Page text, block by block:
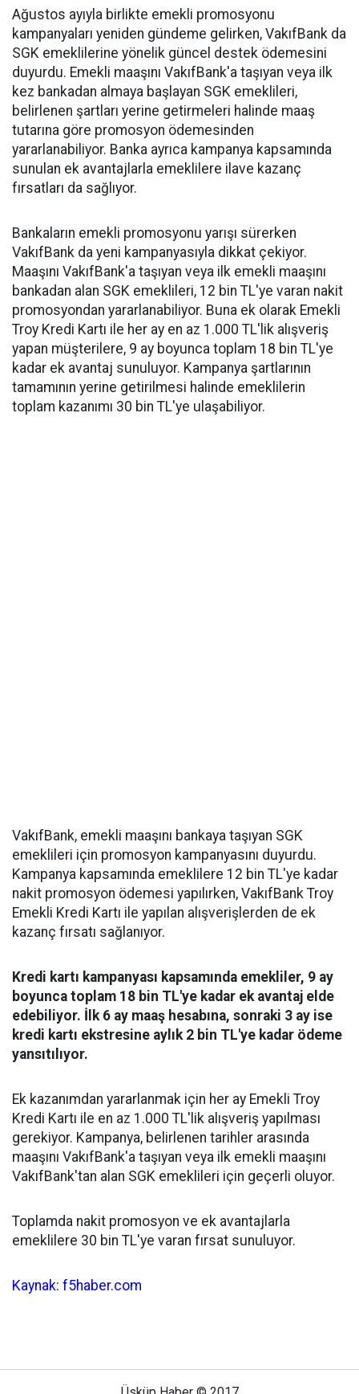
Ağustos ayıyla birlikte emekli promosyonu
kampanyaları yeniden gündeme gelirken, VakıfBank da
SGK emeklilerine yönelik güncel destek ödemesini
duyurdu. Emekli maaşını VakıfBank'a taşıyan veya ilk
kez bankadan almaya başlayan SGK emeklileri,
belirlenen şartları yerine getirmeleri halinde maaş
tutarına göre promosyon ödemesinden
yararlanabiliyor. Banka ayrıca kampanya kapsamında
sunulan ek avantajlarla emeklilere ilave kazanç
fırsatları da sağlıyor.
Bankaların emekli promosyonu yarışı sürerken
VakıfBank da yeni kampanyasıyla dikkat çekiyor.
Maaşını VakıfBank'a taşıyan veya ilk emekli maaşını
bankadan alan SGK emeklileri, 12 bin TL'ye varan nakit
promosyondan yararlanabiliyor. Buna ek olarak Emekli
Troy Kredi Kartı ile her ay en az 1.000 TL'lik alışveriş
yapan müşterilere, 9 ay boyunca toplam 18 bin TL'ye
kadar ek avantaj sunuluyor. Kampanya şartlarının
tamamının yerine getirilmesi halinde emeklilerin
toplam kazanımı 30 bin TL'ye ulaşabiliyor.
VakıfBank, emekli maaşını bankaya taşıyan SGK
emeklileri için promosyon kampanyasını duyurdu.
Kampanya kapsamında emeklilere 12 bin TL'ye kadar
nakit promosyon ödemesi yapılırken, VakıfBank Troy
Emekli Kredi Kartı ile yapılan alışverişlerden de ek
kazanç fırsatı sağlanıyor.
Kredi kartı kampanyası kapsamında emekliler, 9 ay
boyunca toplam 18 bin TL'ye kadar ek avantaj elde
edebiliyor. İlk 6 ay maaş hesabına, sonraki 3 ay ise
kredi kartı ekstresine aylık 2 bin TL'ye kadar ödeme
yansıtılıyor.
Ek kazanımdan yararlanmak için her ay Emekli Troy
Kredi Kartı ile en az 1.000 TL'lik alışveriş yapılması
gerekiyor. Kampanya, belirlenen tarihler arasında
maaşını VakıfBank'a taşıyan veya ilk emekli maaşını
VakıfBank'tan alan SGK emeklileri için geçerli oluyor.
Toplamda nakit promosyon ve ek avantajlarla
emeklilere 30 bin TL'ye varan fırsat sunuluyor.
Kaynak: f5haber.com